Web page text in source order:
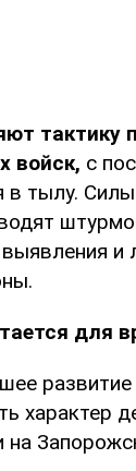
тактику
войск, с
в тылу.
для
характер
на